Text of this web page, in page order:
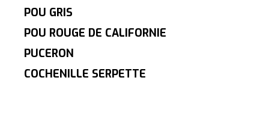
POU GRIS
POU ROUGE DE CALIFORNIE
PUCERON
COCHENILLE SERPETTE